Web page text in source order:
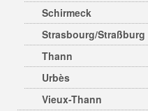
Schirmeck
Strasbourg/Straßburg
Thann
Urbès
Vieux-Thann